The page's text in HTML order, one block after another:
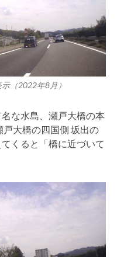
（2022年8月）
な水島、瀬戸大橋の本
大橋の四国側 坂出の
くると「橋に近づいて